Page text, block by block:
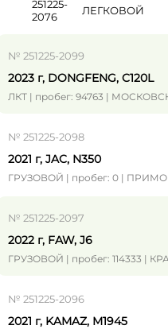
251225-
2076
ЛЕГКОВОЙ
№ 251225-2099
2023 г, DONGFENG, C120L
ЛКТ | пробег: 94763 |
№ 251225-2098
2021 г, JAC, N350
ГРУЗОВОЙ | пробег: 0 |
№ 251225-2097
2022 г, FAW, J6
ГРУЗОВОЙ | пробег: 114333 |
№ 251225-2096
2021 г, KAMAZ, M1945